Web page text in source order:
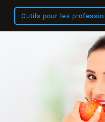
Outils pour les